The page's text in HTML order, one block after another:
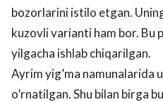
bozorlarini istilo etgan.
kuzovli varianti ham bor. Bu
yilgacha ishlab chiqarilgan.
Ayrim yig’ma namunalarida
o’rnatilgan. Shu bilan birga